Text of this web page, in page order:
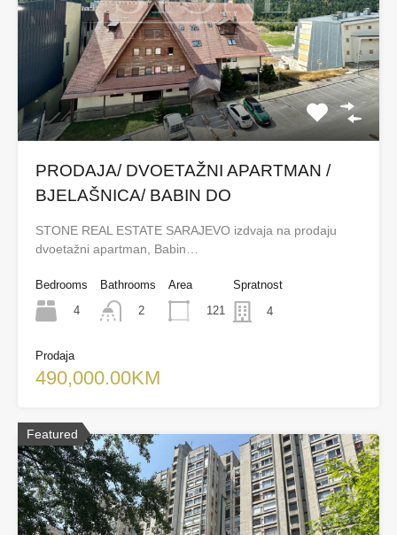
PRODAJA/ DVOETAŽNI APARTMAN /
BJELAŠNICA/ BABIN DO
STONE REAL ESTATE SARAJEVO izdvaja na prodaju
dvoetažni apartman, Babin…
Bedrooms
4
Bathrooms
2
Area
121
Spratnost
4
Prodaja
490,000.00KM
Featured